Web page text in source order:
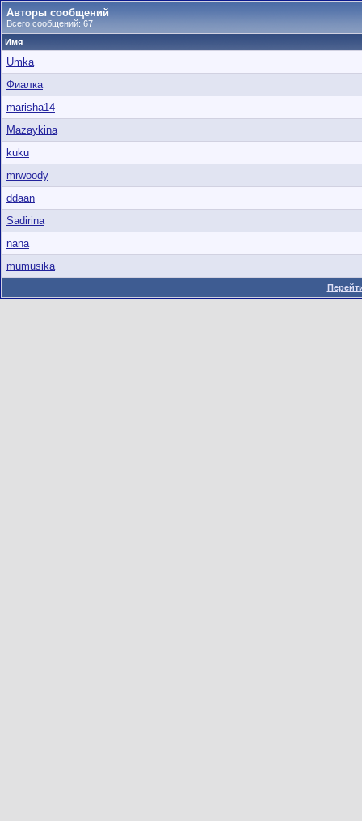
Авторы сообщений
Всего сообщений: 67
Имя
Umka
Фиалка
marisha14
Mazaykina
kuku
mrwoody
ddaan
Sadirina
nana
mumusika